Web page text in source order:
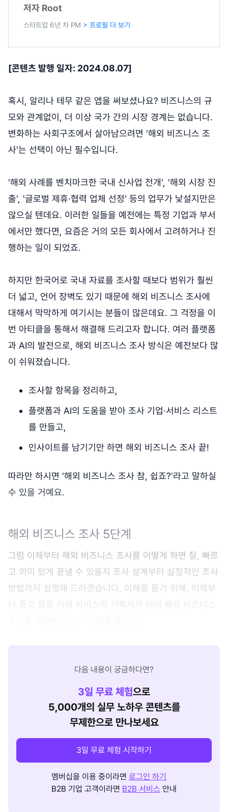
저자 Root
스타트업 6년 차 PM > 프로필 더 보기
[콘텐츠 발행 일자: 2024.08.07]
혹시, 알리나 테무 같은 앱을 써보셨나요? 비즈니스의 규
모와 관계없이, 더 이상 국가 간의 시장 경계는 없습니다.
변화하는 사회구조에서 살아남으려면 '해외 비즈니스 조
사'는 선택이 아닌 필수입니다.
'해외 사례를 벤치마크한 국내 신사업 전개', '해외 시장 진
출', '글로벌 제휴·협력 업체 선정' 등의 업무가 낯설지만은
않으실 텐데요. 이러한 일들을 예전에는 특정 기업과 부서
에서만 했다면, 요즘은 거의 모든 회사에서 고려하거나 진
행하는 일이 되었죠.
하지만 한국어로 국내 자료를 조사할 때보다 범위가 훨씬
더 넓고, 언어 장벽도 있기 때문에 해외 비즈니스 조사에
대해서 막막하게 여기시는 분들이 많은데요. 그 걱정을 이
번 아티클을 통해서 해결해 드리고자 합니다. 여러 플랫폼
과 AI의 발전으로, 해외 비즈니스 조사 방식은 예전보다 많
이 쉬워졌습니다.
조사할 항목을 정리하고,
플랫폼과 AI의 도움을 받아 조사 기업·서비스 리스트
를 만들고,
인사이트를 남기기만 하면 해외 비즈니스 조사 끝!
따라만 하시면 '해외 비즈니스 조사 참, 쉽죠?'라고 말하실
수 있을 거예요.
해외 비즈니스 조사 5단계
그럼 이제부터 해외 비즈니스 조사를 어떻게 하면 잘, 빠르
고 의미 있게 끝낼 수 있을지 조사 설계부터 실질적인 조사
방법까지 설명해 드리겠습니다. 이해를 돕기 위해, 이제부
터 중고 물품 거래 서비스의 기획자가 되어 해외 비즈니스
다음 내용이 궁금하다면?
3일 무료 체험으로
5,000개의 실무 노하우 콘텐츠를
무제한으로 만나보세요
3일 무료 체험 시작하기
멤버십을 이용 중이라면 로그인 하기
B2B 기업 고객이라면 B2B 서비스 안내